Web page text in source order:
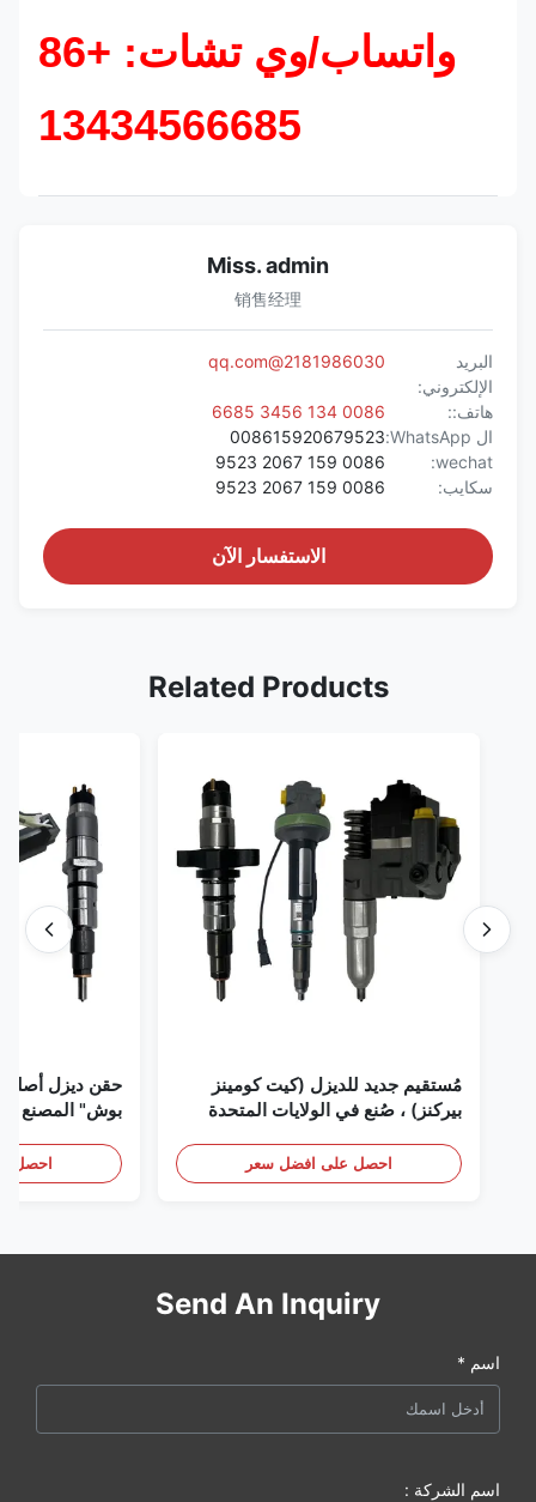
واتساب/وي تشات: +86
13434566685
Miss. admin
销售经理
البريد
الإلكتروني:
2181986030@qq.com
هاتف::
0086 134 3456 6685
ال WhatsApp:
008615920679523
wechat:
0086 159 2067 9523
سكايب:
0086 159 2067 9523
الاستفسار الآن
Related Products
مُستقيم جديد للديزل (كيت كومينز
بيركنز) ، صُنع في الولايات المتحدة
(بيركنز) ، كل شيء جديد
احصل على افضل سعر
حقن ديزل
بوش" المصنع في
احصل
Send An Inquiry
اسم *
اسم الشركة :